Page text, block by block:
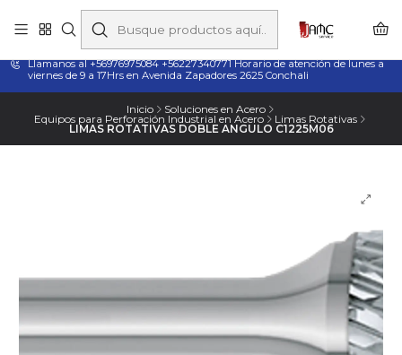
Taladros Magnéticos en Chile | Venta, Arriendo y Servicio
Técnico
Llamanos al +56976975084 +56227340771 Horario de atención de lunes a
viernes de 9 a 17Hrs en Avenida Zapadores 2625 Conchali
Inicio Soluciones en Acero
Equipos para Perforación Industrial en Acero Limas Rotativas
LIMAS ROTATIVAS DOBLE ANGULO C1225M06